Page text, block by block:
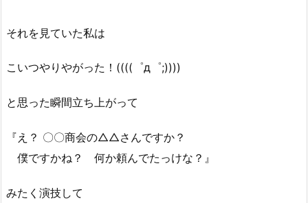
それを見ていた私は
こいつやりやがった！((((゜д゜;))))
と思った瞬間立ち上がって
『え？ 〇〇商会の△△さんですか？
僕ですかね？ 何か頼んでたっけな？』
みたく演技して